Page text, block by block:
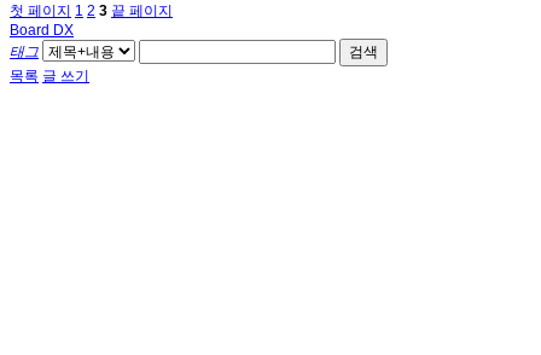
첫 페이지 1 2 3 끝 페이지
Board DX
태그
검색
목록 글 쓰기